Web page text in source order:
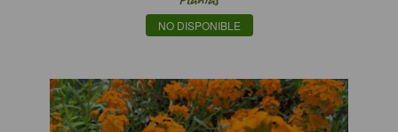
NO DISPONIBLE